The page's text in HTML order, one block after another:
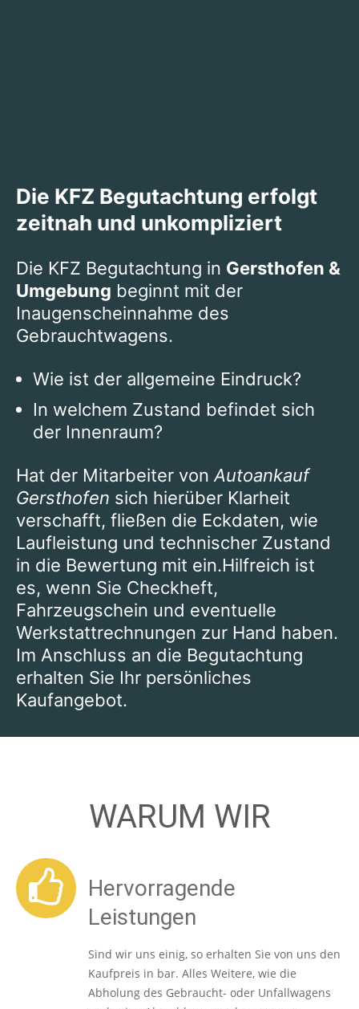
Die KFZ Begutachtung erfolgt
zeitnah und unkompliziert
Die KFZ Begutachtung in Gersthofen &
Umgebung beginnt mit der
Inaugenscheinnahme des
Gebrauchtwagens.
Wie ist der allgemeine Eindruck?
In welchem Zustand befindet sich
der Innenraum?
Hat der Mitarbeiter vonAutoankauf
Gersthofen sich hierüber Klarheit
verschafft, fließen die Eckdaten, wie
Laufleistung und technischer Zustand
in die Bewertung mit ein.Hilfreich ist
es, wenn Sie Checkheft,
Fahrzeugschein und eventuelle
Werkstattrechnungen zur Hand haben.
Im Anschluss an die Begutachtung
erhalten Sie Ihr persönliches
Kaufangebot.
WARUM WIR
Hervorragende
Leistungen
Sind wir uns einig, so erhalten Sie von uns den
Kaufpreis in bar. Alles Weitere, wie die
Abholung des Gebraucht- oder Unfallwagens